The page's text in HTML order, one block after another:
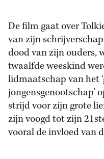
De film gaat over
van zijn
dood van zijn ouders,
twaalfde weeskind
lidmaatschap van het
jongensgenootschap’
strijd voor zijn grote
zijn voogd tot zijn
vooral de invloed van